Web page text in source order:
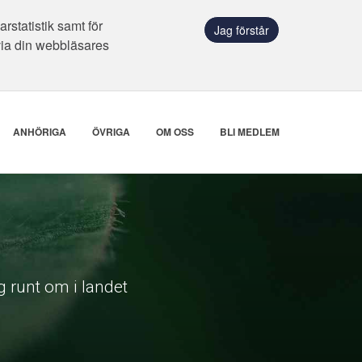
samt för
din webbläsares
Jag förstår
ANHÖRIGA ÖVRIGA OM OSS BLI MEDLEM
runt om i landet